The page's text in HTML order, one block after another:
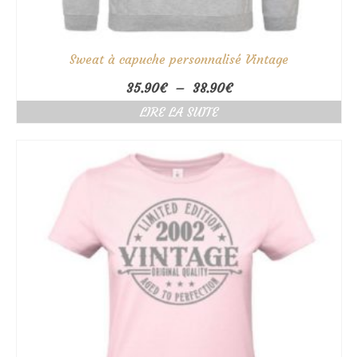
Sweat à capuche personnalisé Vintage
35.90€ – 38.90€Plage
de
à
38.90€
LIRE LA SUITE